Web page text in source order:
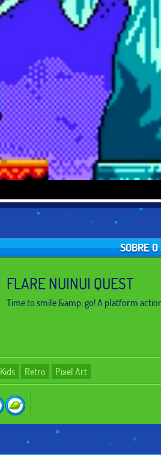
SOBRE
FLARE NUINUI QUEST
Time to smile &amp; go! A platform
Kids Retro Pixel Art